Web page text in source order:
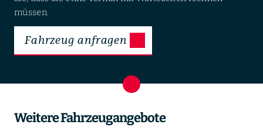
müssen.
Fahrzeug anfragen
Weitere Fahrzeugangebote